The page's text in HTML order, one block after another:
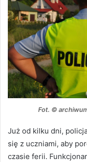
Fot. ©
Już od kilku dni,
się z uczniami, aby
czasie ferii.